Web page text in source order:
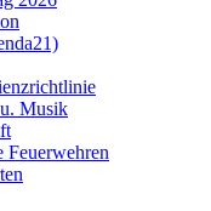
Musik
Feuerwehren